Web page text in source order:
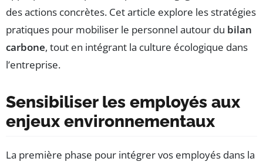
des actions concrètes. Cet article explore les stratégies
pratiques pour mobiliser le personnel autour du bilan
carbone, tout en intégrant la culture écologique dans
l’entreprise.
Sensibiliser les employés aux
enjeux environnementaux
La première phase pour intégrer vos employés dans la